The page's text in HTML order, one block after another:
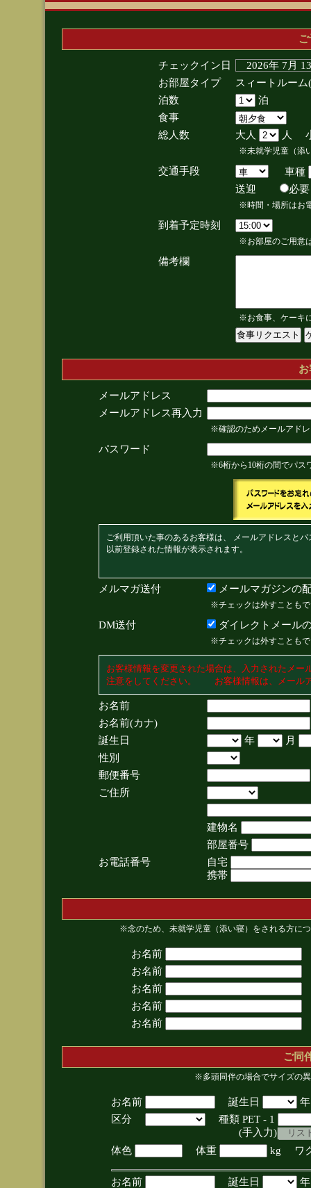
チェックイン日
2026年 7月
お部屋タイプ
スィートルー
泊数
泊
食事
総人数
大人 人
※未就学児童（添
交通手段
車種
送迎
※時間・場所はお
到着予定時刻
※お部屋のご用意
備考欄
※お食事、ケーキ
メールアドレス
メールアドレス再入力
※確認のためメールアド
パスワード
※6桁から10桁の間でパス
ご利用頂いた事のあるお客様は、 メールアドレスと
以前登録された情報が表示されます。
メルマガ送付 メールマガジンの
※チェックは外すことも
DM送付 ダイレクトメール
※チェックは外すことも
お客様情報を変更された場合は、入力されたメ
注意をしてください。 お客様情報は、メール
お名前
お名前(カナ)
誕生日
年
月
性別
郵便番号
ご住所
建物名
部屋番号
お電話番号
自宅
携帯
※念のため、未就学児童（添い寝）をされる方に
お名前
お名前
お名前
お名前
お名前
ご同
※多頭同伴の場合でサイズの
お名前 誕生日
区分
種類 PET - 1
(手入力)
体色
体重 kg ワ
お名前 誕生日